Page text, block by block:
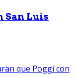
San Luis